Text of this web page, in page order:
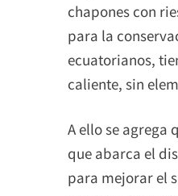
chapones con
para la
ecuatorianos,
caliente, sin
A ello se agrega
que abarca el
para mejorar el